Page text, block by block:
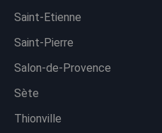
Saint-Etienne
Saint-Pierre
Salon-de-Provence
Sète
Thionville